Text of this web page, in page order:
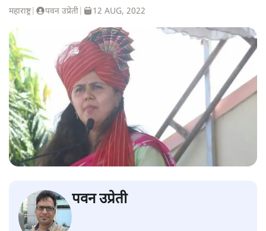
महाराष्ट्र| पवन उप्रेती 12 AUG, 2022
पवन उप्रेती